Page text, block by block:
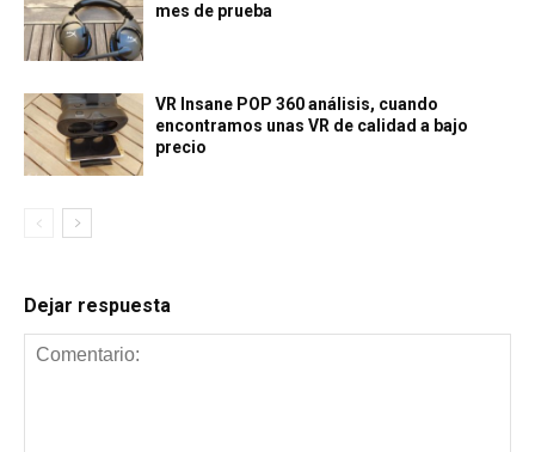
mes de prueba
VR Insane POP 360 análisis, cuando
encontramos unas VR de calidad a bajo
precio
Dejar respuesta